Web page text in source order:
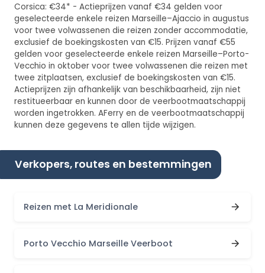
Corsica: €34* - Actieprijzen vanaf €34 gelden voor
geselecteerde enkele reizen Marseille–Ajaccio in augustus
voor twee volwassenen die reizen zonder accommodatie,
exclusief de boekingskosten van €15. Prijzen vanaf €55
gelden voor geselecteerde enkele reizen Marseille–Porto-
Vecchio in oktober voor twee volwassenen die reizen met
twee zitplaatsen, exclusief de boekingskosten van €15.
Actieprijzen zijn afhankelijk van beschikbaarheid, zijn niet
restitueerbaar en kunnen door de veerbootmaatschappij
worden ingetrokken. AFerry en de veerbootmaatschappij
kunnen deze gegevens te allen tijde wijzigen.
Verkopers, routes en bestemmingen
Reizen met La Meridionale
Porto Vecchio Marseille Veerboot